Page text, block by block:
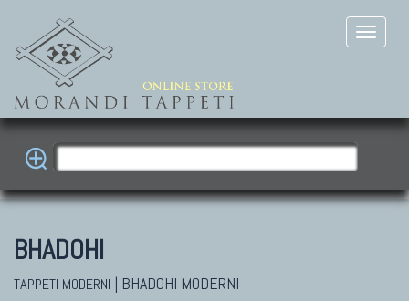
BHADOHI
TAPPETI MODERNI | BHADOHI MODERNI